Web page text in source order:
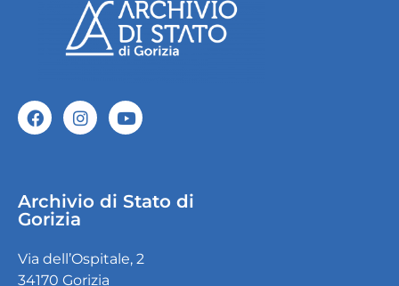
Archivio di Stato di
Gorizia
Via dell’Ospitale, 2
34170 Gorizia